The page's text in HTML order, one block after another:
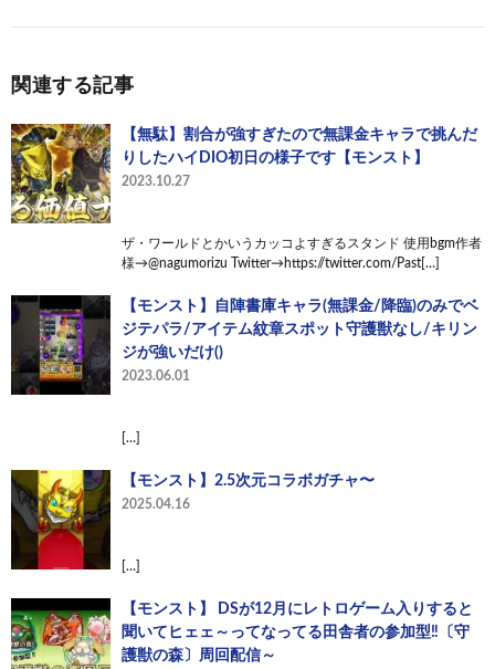
関連する記事
【無駄】割合が強すぎたので無課金キャラで挑んだ
りしたハイDIO初日の様子です【モンスト】
2023.10.27
ザ・ワールドとかいうカッコよすぎるスタンド 使用bgm作者
様→@nagumorizu Twitter→https://twitter.com/Past[…]
【モンスト】自陣書庫キャラ(無課金/降臨)のみでベ
ジテパラ/アイテム紋章スポット守護獣なし/キリン
ジが強いだけ()
2023.06.01
[…]
【モンスト】2.5次元コラボガチャ〜
2025.04.16
[…]
【モンスト】 DSが12月にレトロゲーム入りすると
聞いてヒェェ～ってなってる田舎者の参加型‼〔守
護獣の森〕周回配信～